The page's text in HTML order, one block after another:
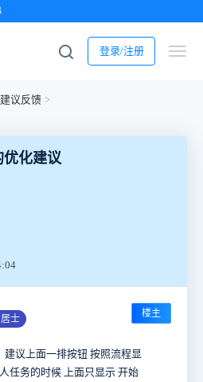
登录/注册
建议反馈 >
优化建议
士 楼主
建议上面一排按钮 按照流程显
任务的时候 上面只显示 开始